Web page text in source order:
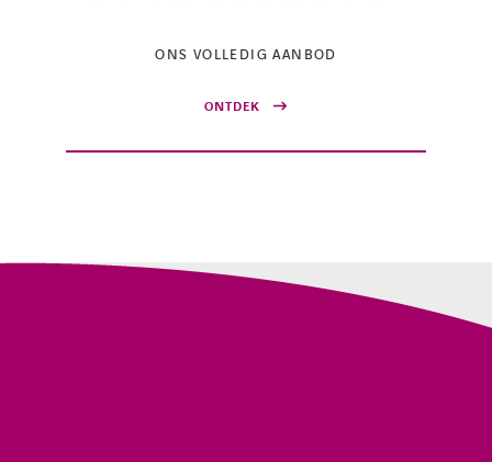
ONS VOLLEDIG AANBOD
ONTDEK